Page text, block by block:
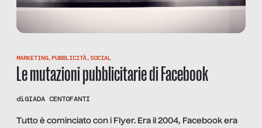
MARKETING,PUBBLICITÀ, SOCIAL
Le mutazioni pubblicitarie di Facebook
diGIADA CENTOFANTI
Tutto è cominciato con i Flyer. Era il 2004, Facebook era